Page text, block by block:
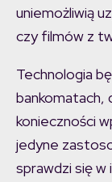
uniemożliwią
czy filmów z
Technologia
bankomatach,
konieczności
jedyne
sprawdzi się w